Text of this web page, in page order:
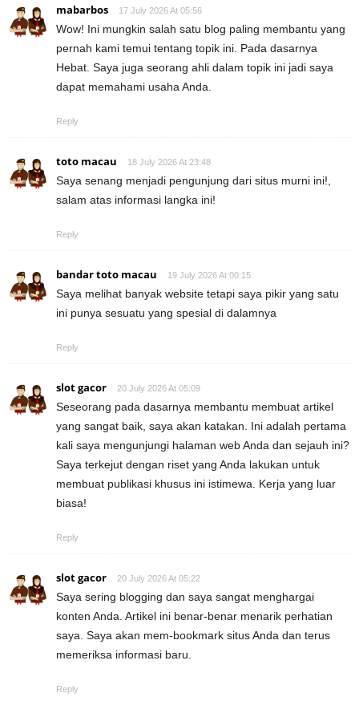
mabarbos 17 July 2026 At 05:56
Wow! Ini mungkin salah satu blog paling membantu yang
pernah kami temui tentang topik ini. Pada dasarnya
Hebat. Saya juga seorang ahli dalam topik ini jadi saya
dapat memahami usaha Anda.
Reply
toto macau 18 July 2026 At 23:48
Saya senang menjadi pengunjung dari situs murni ini!,
salam atas informasi langka ini!
Reply
bandar toto macau 19 July 2026 At 00:15
Saya melihat banyak website tetapi saya pikir yang satu
ini punya sesuatu yang spesial di dalamnya
Reply
slot gacor 20 July 2026 At 05:09
Seseorang pada dasarnya membantu membuat artikel
yang sangat baik, saya akan katakan. Ini adalah pertama
kali saya mengunjungi halaman web Anda dan sejauh ini?
Saya terkejut dengan riset yang Anda lakukan untuk
membuat publikasi khusus ini istimewa. Kerja yang luar
biasa!
Reply
slot gacor 20 July 2026 At 05:22
Saya sering blogging dan saya sangat menghargai
konten Anda. Artikel ini benar-benar menarik perhatian
saya. Saya akan mem-bookmark situs Anda dan terus
memeriksa informasi baru.
Reply